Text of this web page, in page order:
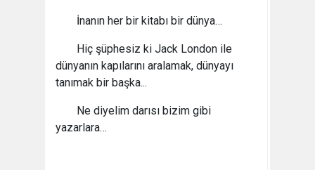
İnanın her bir kitabı bir dünya…
Hiç şüphesiz ki Jack London ile
dünyanın kapılarını aralamak, dünyayı
tanımak bir başka...
Ne diyelim darısı bizim gibi
yazarlara…